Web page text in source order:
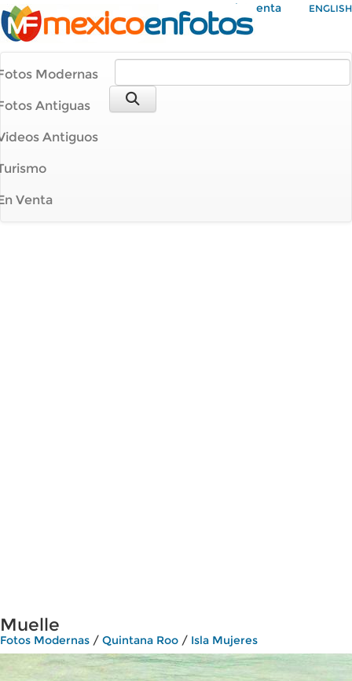
Mi Cuenta ENGLISH
Modernas
Antiguas
Antiguos
Venta
Muelle
Fotos Modernas / Quintana Roo / Isla Mujeres